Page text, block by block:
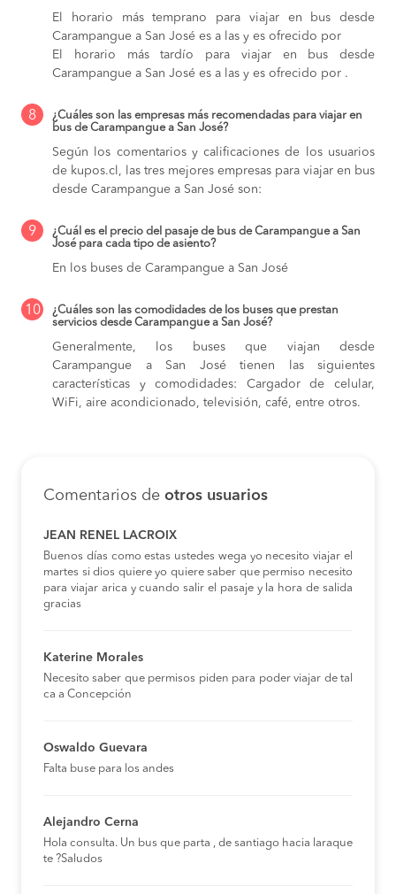
El horario más temprano para viajar en bus desde
Carampangue a San José es a las y es ofrecido por
El horario más tardío para viajar en bus desde
Carampangue a San José es a las y es ofrecido por .
8
¿Cuáles son las empresas más recomendadas para viajar en
bus de Carampangue a San José?
Según los comentarios y calificaciones de los usuarios
de kupos.cl, las tres mejores empresas para viajar en bus
desde Carampangue a San José son:
9
¿Cuál es el precio del pasaje de bus de Carampangue a San
José para cada tipo de asiento?
En los buses de Carampangue a San José
10
¿Cuáles son las comodidades de los buses que prestan
servicios desde Carampangue a San José?
Generalmente, los buses que viajan desde
Carampangue a San José tienen las siguientes
características y comodidades: Cargador de celular,
WiFi, aire acondicionado, televisión, café, entre otros.
Comentarios de otros usuarios
JEAN RENEL LACROIX
Buenos días como estas ustedes wega yo necesito viajar el
martes si dios quiere yo quiere saber que permiso necesito
para viajar arica y cuando salir el pasaje y la hora de salida
gracias
Katerine Morales
Necesito saber que permisos piden para poder viajar de tal
ca a Concepción
Oswaldo Guevara
Falta buse para los andes
Alejandro Cerna
Hola consulta. Un bus que parta , de santiago hacia laraque
te ?Saludos